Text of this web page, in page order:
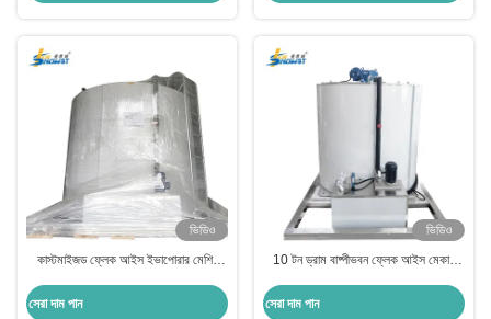
ভিডিও
কাস্টমাইজড ফ্লেক আইস ইভাপোরার মেশিন
সেরা দাম পান
ভিডিও
10 টন ড্রাম বাষ্পীভবন ফ্লেক আইস মেকার
সেরা দাম পান